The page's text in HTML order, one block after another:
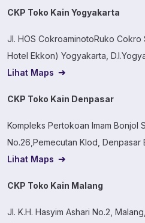
CKP Toko Kain Yogyakarta
Jl. HOS CokroaminotoRuko
Hotel Ekkon) Yogyakarta,
Lihat Maps
CKP Toko Kain Denpasar
Kompleks Pertokoan Imam Bonjol
No.26,Pemecutan Klod, Denpasar
Lihat Maps
CKP Toko Kain Malang
Jl. K.H. Hasyim Ashari No.2,